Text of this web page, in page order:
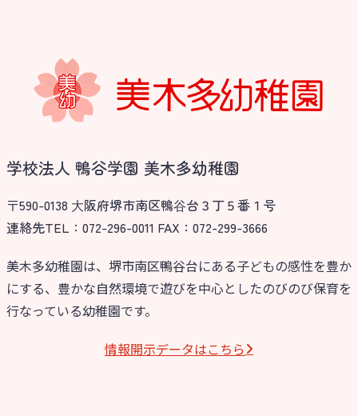
学校法人 鴨谷学園 美木多幼稚園
〒590-0138 ⼤阪府堺市南区鴨⾕台３丁５番１号
連絡先TEL：072-296-0011 FAX：072-299-3666
美木多幼稚園は、堺市南区鴨谷台にある子どもの感性を豊か
にする、豊かな自然環境で遊びを中心としたのびのび保育を
行なっている幼稚園です。
情報開⽰データはこちら
お知らせ
今日の幼稚園
園児募集要項
教職員募集
園のこと